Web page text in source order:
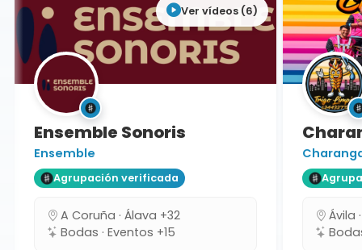
Ver vídeos (6)
Ensemble Sonoris
Ensemble
Agrupación verificada
A Coruña · Álava +32
Bodas · Eventos +15
Ávila ·
Bodas